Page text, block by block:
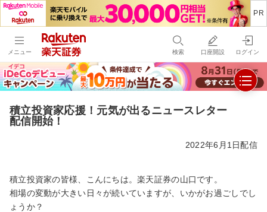
メニュー 検索 口座開設 ログイン
積立投資家応援！元気が出るニュースレター
配信開始！
2022年6月1日配信
積立投資家の皆様、こんにちは。楽天証券の山口です。
相場の変動が大きい日々が続いていますが、いかがお過ごしでし
ょうか？